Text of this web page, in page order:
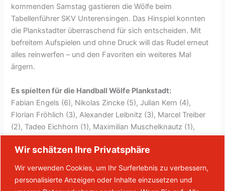
Wir schätzen Ihre Privatsphäre
Wir verwenden Cookies, um Ihr Surferlebnis zu verbessern,
personalisierte Anzeigen oder Inhalte einzusetzen und
kommenden Samstag gastieren die Wölfe beim
Tabellenführer SKV Unterensingen. Das Hinspiel konnten
die Plankstadter überraschend für sich entscheiden. Mit
befreitem Aufspielen und ohne Druck will das Rudel erneut
alles reinwerfen – und den Favoriten ein weiteres Mal
ärgern.
Es spielten für die Handball Wölfe Plankstadt:
Fabian Engels (6), Nikolas Zincke (5), Julian Kern (4),
Florian Fröhlich (3), Alexander Leibnitz (3), Marcel Treiber
(2), Tadeo Eichhorn (1), Maximilian Muschelknautz (1),
Schöffel, Adrian Summ, Leonard Verclas.